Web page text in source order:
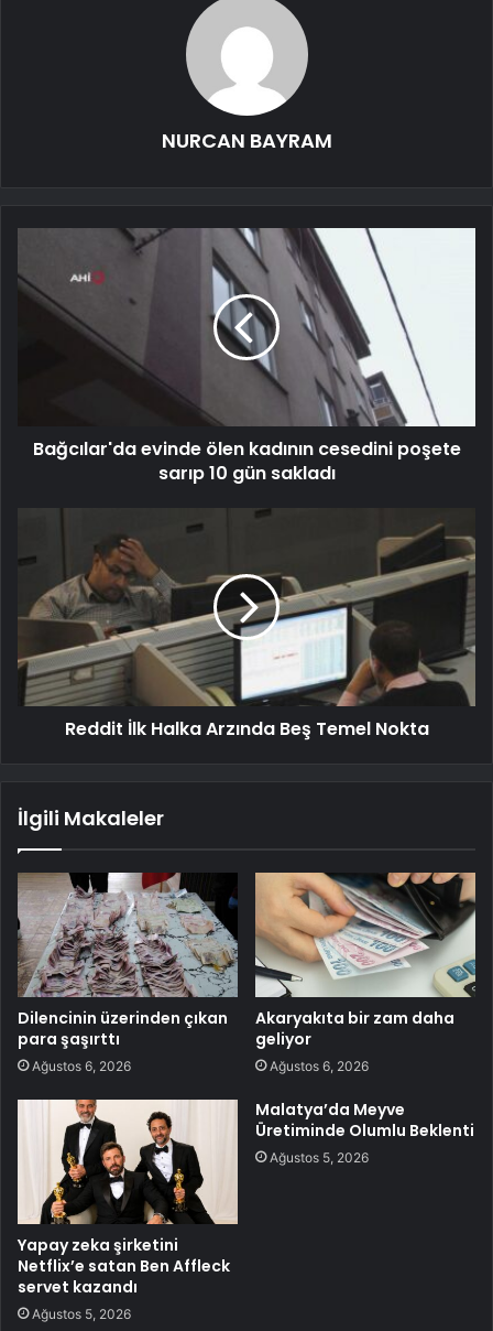
NURCAN BAYRAM
Bağcılar'da evinde ölen kadının cesedini poşete
sarıp 10 gün sakladı
Reddit İlk Halka Arzında Beş Temel Nokta
İlgili Makaleler
Dilencinin üzerinden çıkan
para şaşırttı
Ağustos 6, 2026
Akaryakıta bir zam daha
geliyor
Ağustos 6, 2026
Yapay zeka şirketini
Netflix’e satan Ben Affleck
servet kazandı
Ağustos 5, 2026
Malatya’da Meyve
Üretiminde Olumlu Beklenti
Ağustos 5, 2026